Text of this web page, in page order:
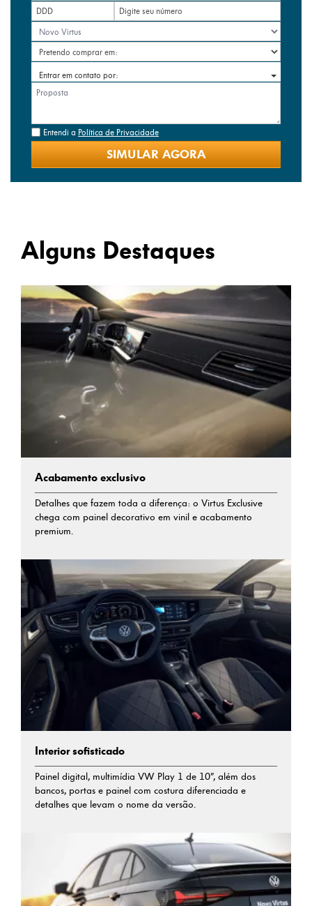
Entrar em contato por:
Entendi a Política de Privacidade
SIMULAR AGORA
Alguns Destaques
Acabamento exclusivo
Detalhes que fazem toda a diferença: o Virtus Exclusive
chega com painel decorativo em vinil e acabamento
premium.
Interior sofisticado
Painel digital, multimídia VW Play ⁠1 de 10”, além dos
bancos, portas e painel com costura diferenciada e
detalhes que levam o nome da versão.